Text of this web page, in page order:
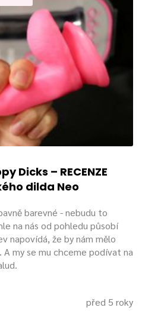
Dicks – RECENZE
dilda Neo
barevné - nebudu to
na nás od pohledu působí
napovídá, že by nám mělo
my se mu chceme podívat na
před 5 roky